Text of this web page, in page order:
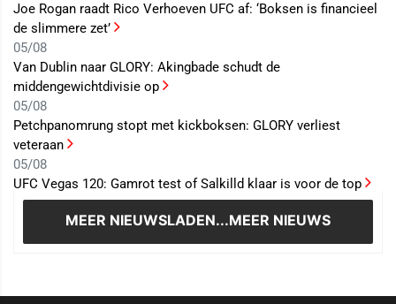
Joe Rogan raadt Rico Verhoeven UFC af: ‘Boksen is financieel
de slimmere zet’
05/08
Van Dublin naar GLORY: Akingbade schudt de
middengewichtdivisie op
05/08
Petchpanomrung stopt met kickboksen: GLORY verliest
veteraan
05/08
UFC Vegas 120: Gamrot test of Salkilld klaar is voor de top
MEER NIEUWSLADEN...MEER NIEUWS